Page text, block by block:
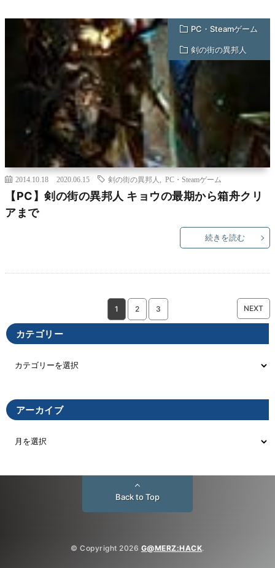
PC・Steamゲーム
剣の街の異邦人
2014.10.18 2020.06.15 剣の街の異邦人 PC・Steamゲーム
【PC】剣の街の異邦人 キョウの最期から箱舟クリ
アまで
続きを読む
1 2 3 NEXT
カテゴリー
アーカイブ
Back to Top
© Copyright 2026 G@MERZ:HACK.